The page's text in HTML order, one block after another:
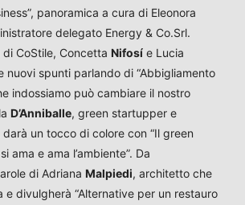
panoramica a cura di Eleonora
delegato Energy & Co.Srl.
CoStile, Concetta Nifosí e Lucia
nuovi spunti parlando di “Abbigliamento
indossiamo può cambiare il nostro
D’Anniballe, green startupper e
un tocco di colore con “Il green
ama e ama l’ambiente”. Da
di Adriana Malpiedi, architetto che
e divulgherà “Alternative per un restauro